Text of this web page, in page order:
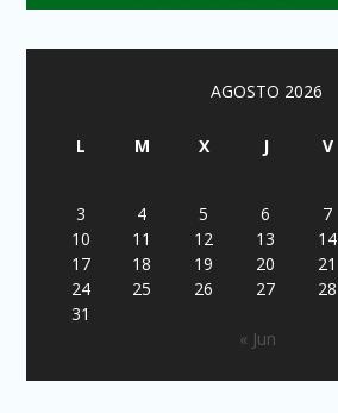
AGOSTO 2026
L M X J V
3
4 5 6 7
10
11 12 13 14
17
18 19 20 21
24
25 26 27 28
31
« Jun